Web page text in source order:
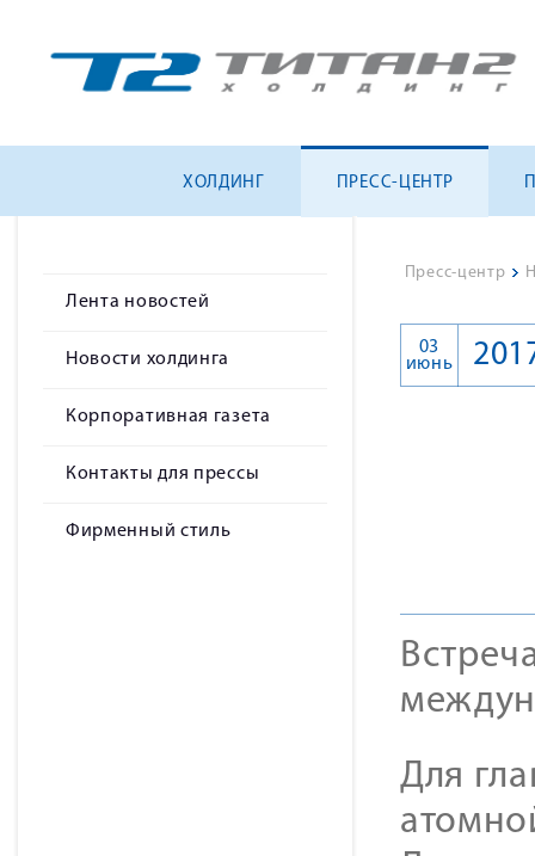
ХОЛДИНГ ПРЕСС-ЦЕНТР
Лента новостей
Новости холдинга
Корпоративная газета
Контакты для прессы
Фирменный стиль
Пресс-центр >
03
июнь
Для